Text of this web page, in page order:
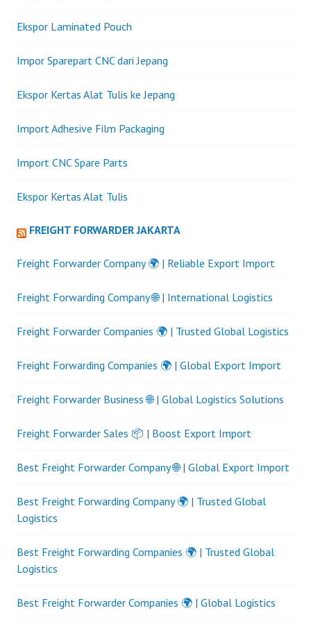
Ekspor Laminated Pouch
Impor Sparepart CNC dari Jepang
Ekspor Kertas Alat Tulis ke Jepang
Import Adhesive Film Packaging
Import CNC Spare Parts
Ekspor Kertas Alat Tulis
FREIGHT FORWARDER JAKARTA
Freight Forwarder Company 🌍 | Reliable Export Import
Freight Forwarding Company 🌐 | International Logistics
Freight Forwarder Companies 🌍 | Trusted Global Logistics
Freight Forwarding Companies 🌍 | Global Export Import
Freight Forwarder Business 🌐 | Global Logistics Solutions
Freight Forwarder Sales 📦 | Boost Export Import
Best Freight Forwarder Company 🌐 | Global Export Import
Best Freight Forwarding Company 🌍 | Trusted Global
Logistics
Best Freight Forwarding Companies 🌍 | Trusted Global
Logistics
Best Freight Forwarder Companies 🌍 | Global Logistics